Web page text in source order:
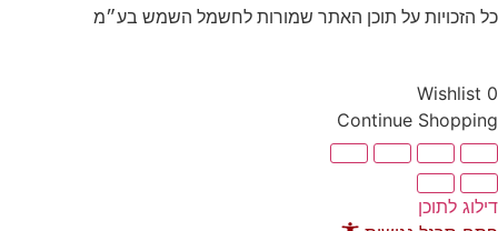
כל הזכויות על תוכן האתר שמורות לחשמל השמש בע״מ
Wishlist 0
Continue Shopping
דילוג לתוכן